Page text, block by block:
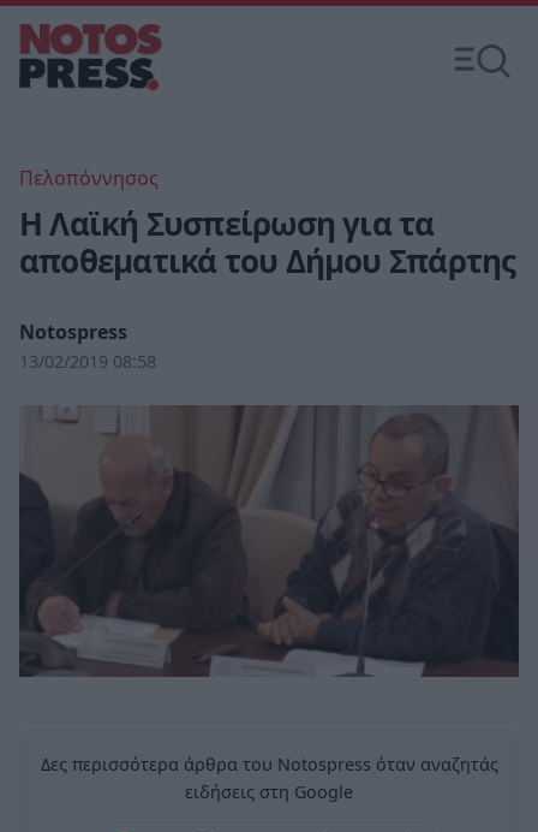
Πελοπόννησος
Η Λαϊκή Συσπείρωση για τα
αποθεματικά του Δήμου Σπάρτης
Notospress
13/02/2019 08:58
Δες περισσότερα άρθρα του Notospress όταν αναζητάς
ειδήσεις στη Google